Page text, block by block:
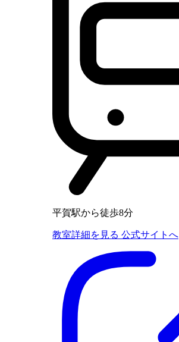
平賀駅から徒歩8分
教室詳細を見る 公式サイトへ